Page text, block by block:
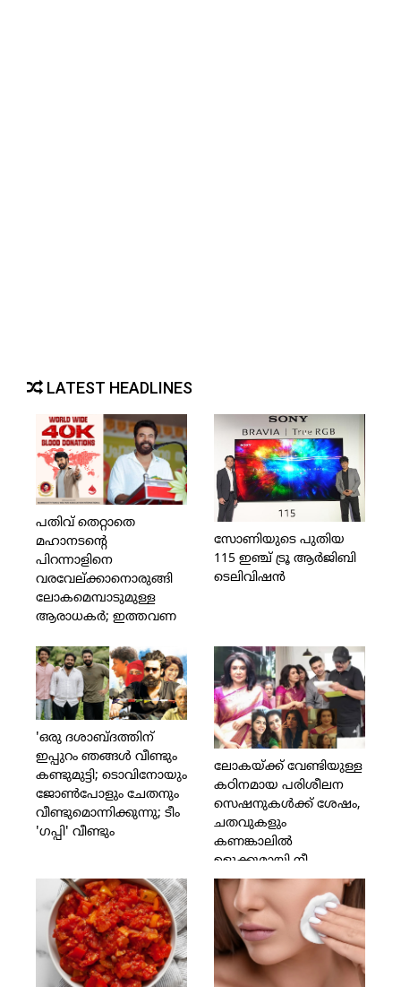
LATEST HEADLINES
പതിവ് തെറ്റാതെ
മഹാനടന്റെ
പിറന്നാളിനെ
വരവേല്ക്കാനൊരുങ്ങി
ലോകമെമ്പാടുമുള്ള
ആരാധകര്‍; ഇത്തവണ
പങ്കെടുക്കുക 17
രാജ്യങ്ങളിലായി 40,000
പേര്‍
സോണിയുടെ പുതിയ
115 ഇഞ്ച് ട്രൂ ആര്‍ജിബി
ടെലിവിഷന്‍
'ഒരു ദശാബ്ദത്തിന്
ഇപ്പുറം ഞങ്ങള്‍ വീണ്ടും
കണ്ടുമുട്ടി; ടൊവിനോയും
ജോണ്‍പോളും ചേതനും
വീണ്ടുമൊന്നിക്കുന്നു; ടീം
'ഗപ്പി' വീണ്ടും
ലോകയ്ക്ക് വേണ്ടിയുള്ള
കഠിനമായ പരിശീലന
സെഷനുകള്‍ക്ക് ശേഷം,
ചതവുകളും
കണങ്കാലില്‍
ഉളുക്കുമായി നീ
വീട്ടിലേക്ക് വന്ന
ദിവസങ്ങളാണ്
അമ്മയെന്ന നിലയില്‍
ഓര്‍ക്കുന്നത്;ക്രാഫ്റ്റിനോടുള്ള
നിന്റെ സമര്‍പ്പണവും
അച്ചടക്കവും